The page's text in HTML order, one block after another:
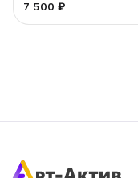
7 500 ₽